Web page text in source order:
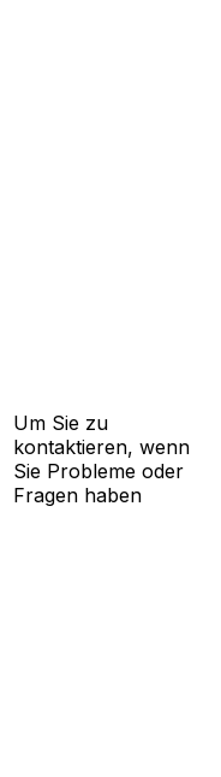
Um Sie zu
kontaktieren, wenn
Sie Probleme oder
Fragen haben